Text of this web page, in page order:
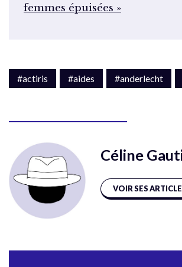
femmes épuisées »
#actiris #aides #anderlecht
Céline
VOIR SES